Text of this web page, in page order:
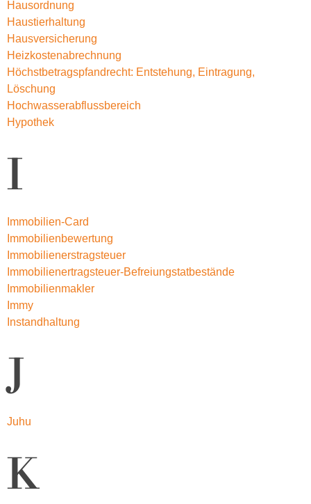
Hausordnung
Haustierhaltung
Hausversicherung
Heizkostenabrechnung
Höchstbetragspfandrecht: Entstehung, Eintragung,
Löschung
Hochwasserabflussbereich
Hypothek
I
Immobilien-Card
Immobilienbewertung
Immobilienerstragsteuer
Immobilienertragsteuer-Befreiungstatbestände
Immobilienmakler
Immy
Instandhaltung
J
Juhu
K